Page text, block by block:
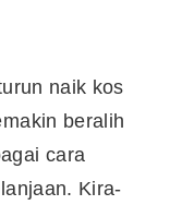
naik kos
beralih
cara
Kira-